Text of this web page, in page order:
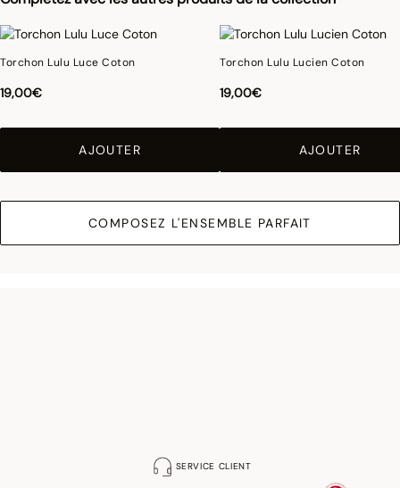
Torchon Lulu Luce Coton
19,00€
AJOUTER
Torchon Lulu Lucien Coton
19,00€
AJOUTER
COMPOSEZ L'ENSEMBLE PARFAIT
SERVICE CLIENT